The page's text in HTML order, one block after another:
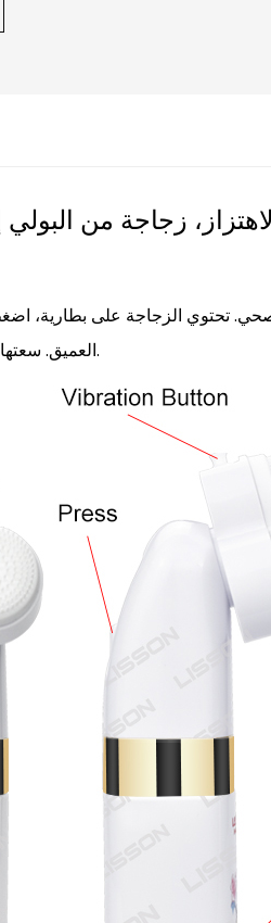
زجاجة من البولي
تحتوي الزجاجة على بطارية، اضغط
العميق. سعتها 100 مل. خدمة طباعة الشعار تبدأ من 5000 قطعة.